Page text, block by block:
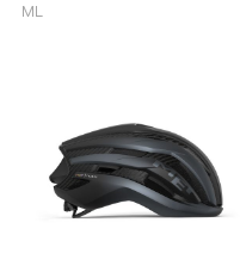
M L